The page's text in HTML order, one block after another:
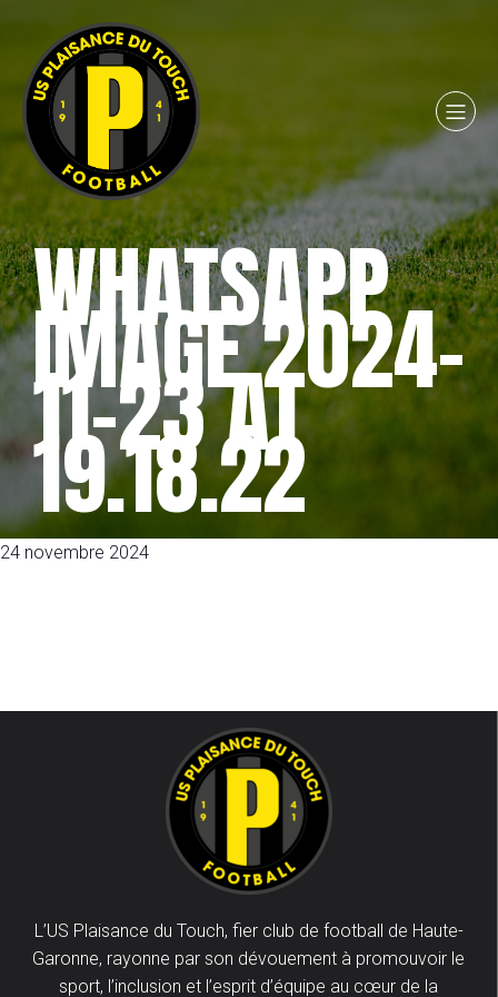
WHATSAPP
IMAGE 2024-
11-23 AT
19.18.22
24 novembre 2024
L’US Plaisance du Touch, fier club de football de Haute-
Garonne, rayonne par son dévouement à promouvoir le
sport, l’inclusion et l’esprit d’équipe au cœur de la